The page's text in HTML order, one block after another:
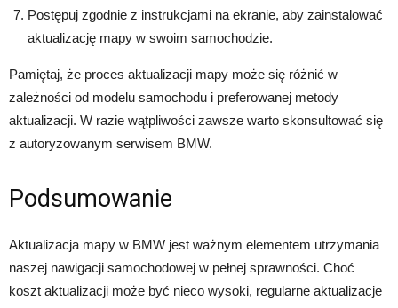
Postępuj zgodnie z instrukcjami na ekranie, aby zainstalować
aktualizację mapy w swoim samochodzie.
Pamiętaj, że proces aktualizacji mapy może się różnić w
zależności od modelu samochodu i preferowanej metody
aktualizacji. W razie wątpliwości zawsze warto skonsultować się
z autoryzowanym serwisem BMW.
Podsumowanie
Aktualizacja mapy w BMW jest ważnym elementem utrzymania
naszej nawigacji samochodowej w pełnej sprawności. Choć
koszt aktualizacji może być nieco wysoki, regularne aktualizacje